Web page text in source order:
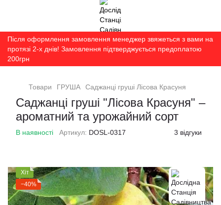
Після оформлення замовлення менеджер звяжеться з вами на
протязі 2-х днів! Замовлення підтверджується предоплатою
200грн
Товари ГРУША Саджанці груші Лісова Красуня
Саджанці груші "Лісова Красуня" –
ароматний та урожайний сорт
В наявності Артикул: DOSL-0317 3 відгуки
Хіт
−40%